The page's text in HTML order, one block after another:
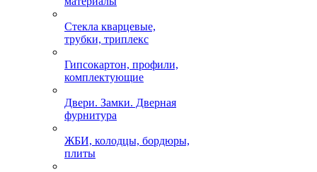
Стекла кварцевые,
трубки, триплекс
Гипсокартон, профили,
комплектующие
Двери. Замки. Дверная
фурнитура
ЖБИ, колодцы, бордюры,
плиты